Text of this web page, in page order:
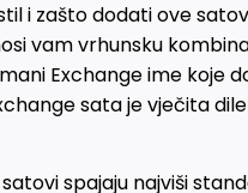
i zašto dodati ove
vam vrhunsku
Exchange ime koje
sata je vječita
spajaju najviši